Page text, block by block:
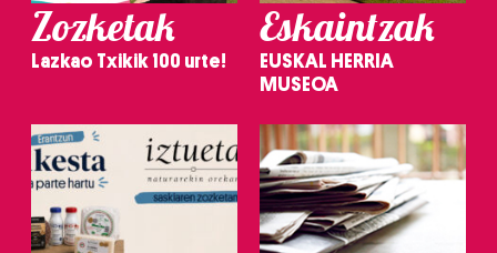
Zozketak
Lazkao Txikik 100 urte!
Eskaintzak
EUSKAL HERRIA
MUSEOA